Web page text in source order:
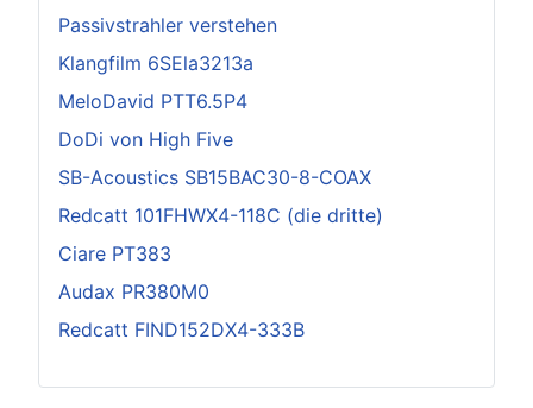
Passivstrahler verstehen
Klangfilm 6SEla3213a
MeloDavid PTT6.5P4
DoDi von High Five
SB-Acoustics SB15BAC30-8-COAX
Redcatt 101FHWX4-118C (die dritte)
Ciare PT383
Audax PR380M0
Redcatt FIND152DX4-333B